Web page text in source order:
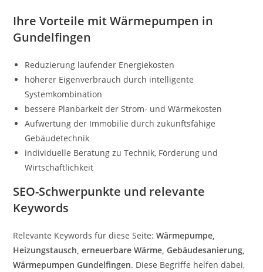
Ihre Vorteile mit Wärmepumpen in
Gundelfingen
Reduzierung laufender Energiekosten
höherer Eigenverbrauch durch intelligente
Systemkombination
bessere Planbarkeit der Strom- und Wärmekosten
Aufwertung der Immobilie durch zukunftsfähige
Gebäudetechnik
individuelle Beratung zu Technik, Förderung und
Wirtschaftlichkeit
SEO-Schwerpunkte und relevante
Keywords
Relevante Keywords für diese Seite:Wärmepumpe,
Heizungstausch, erneuerbare Wärme, Gebäudesanierung,
Wärmepumpen Gundelfingen. Diese Begriffe helfen dabei,